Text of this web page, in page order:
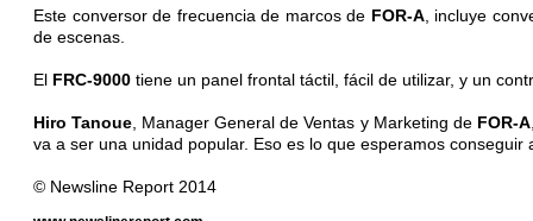
Este conversor de frecuencia de marcos de FOR-A, incluye
de escenas.
El FRC-9000 tiene un panel frontal táctil, fácil de utilizar, y un
Hiro Tanoue , Manager General de Ventas y Marketing de FOR-A
va a ser una unidad popular. Eso es lo que esperamos conseguir
© Newsline Report 2014